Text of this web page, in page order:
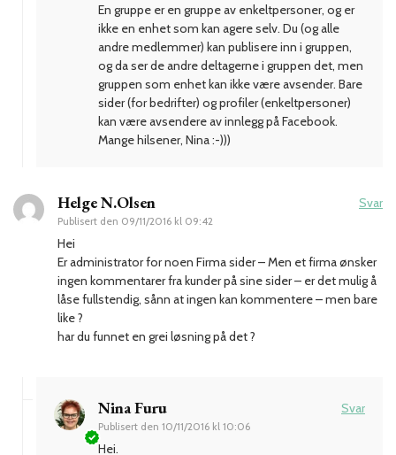
En gruppe er en gruppe av enkeltpersoner, og er
ikke en enhet som kan agere selv. Du (og alle
andre medlemmer) kan publisere inn i gruppen,
og da ser de andre deltagerne i gruppen det, men
gruppen som enhet kan ikke være avsender. Bare
sider (for bedrifter) og profiler (enkeltpersoner)
kan være avsendere av innlegg på Facebook.
Mange hilsener, Nina :-)))
Helge N.Olsen
Publisert den 09/11/2016 kl 09:42
Svar
Hei
Er administrator for noen Firma sider – Men et firma ønsker
ingen kommentarer fra kunder på sine sider – er det mulig å
låse fullstendig, sånn at ingen kan kommentere – men bare
like ?
har du funnet en grei løsning på det ?
Nina Furu
Publisert den 10/11/2016 kl 10:06
Svar
Hei.